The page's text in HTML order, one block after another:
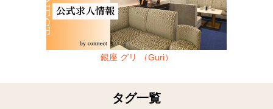
銀座 グリ （Guri）
タグ一覧